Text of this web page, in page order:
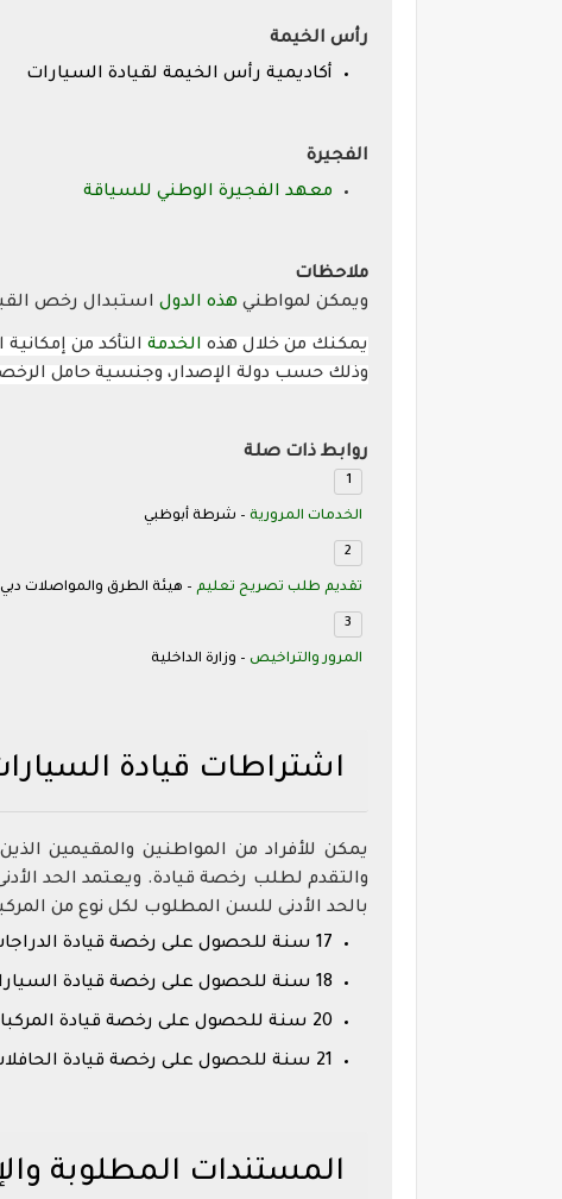
رأس الخيمة
أكاديمية رأس الخيمة لقيادة السيارات
الفجيرة
معهد الفجيرة الوطني للسياقة
ملاحظات
ويمكن لمواطني هذه الدول استبدال رخص
يمكنك من خلال هذه الخدمة التأكد من
وذلك حسب دولة الإصدار، وجنسية حامل
روابط ذات صلة
الخدمات المرورية – شرطة أبوظبي
تقديم طلب تصريح تعليم – هيئة الطرق والمواصلات دبي
المرور والتراخيص – وزارة الداخلية
اشتراطات قيادة
يمكن للأفراد من المواطنين والمقيمين
والتقدم لطلب رخصة قيادة. ويعتمد الحد
بالحد الأدنى للسن المطلوب لكل نوع من
17 سنة للحصول على رخصة قيادة الدراجات الهوائية والمركبات الخاصة بأصحاب الهمم؛
18 سنة للحصول على رخصة قيادة السيارات والمركبات الخفيفة؛
20 سنة للحصول على رخصة قيادة المركبات الثقيلة والجرارات
21 سنة للحصول على رخصة قيادة الحافلات
المستندات المطلوبة